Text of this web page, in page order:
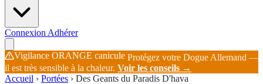
Connexion Adhérer
Vigilance ORANGE canicule Protégez votre Dogue Allemand —
il est très sensible à la chaleur. Voir les conseils →
Accueil › Portées › Des Geants du Paradis D'hava